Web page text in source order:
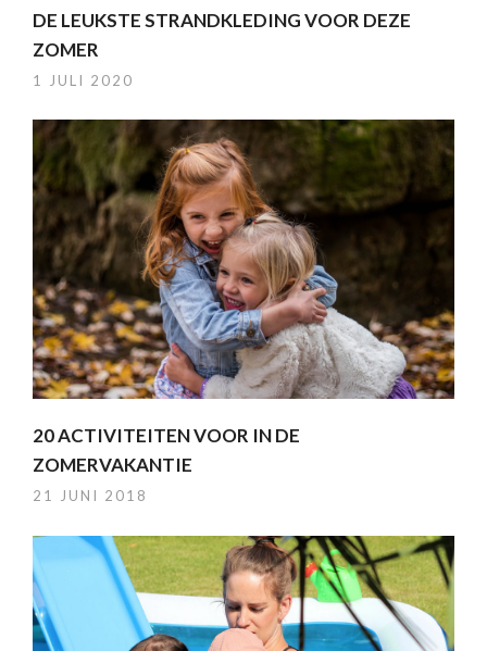
DE LEUKSTE STRANDKLEDING VOOR DEZE
ZOMER
1 JULI 2020
20 ACTIVITEITEN VOOR IN DE
ZOMERVAKANTIE
21 JUNI 2018